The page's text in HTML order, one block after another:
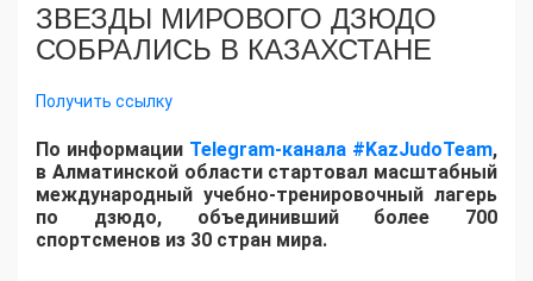
ЗВЕЗДЫ МИРОВОГО ДЗЮДО
СОБРАЛИСЬ В КАЗАХСТАНЕ
Получить ссылку
По информации Telegram-канала #KazJudoTeam,
в Алматинской области стартовал масштабный
международный учебно-тренировочный лагерь
по дзюдо, объединивший более 700
спортсменов из 30 стран мира.